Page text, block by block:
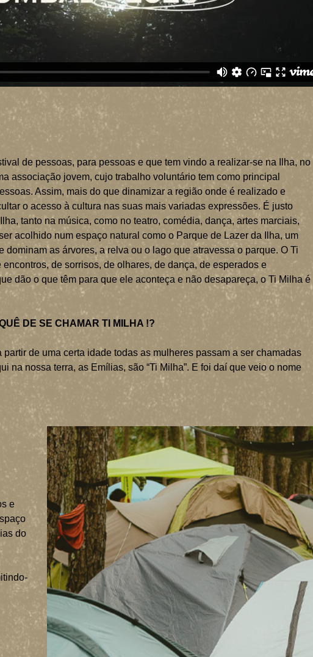
INÍCIO
O TI MILHA
O FESTIVAL
ÚTEIS
F.A.Q 2026
E CONDIÇÕES 2026
PROGRAMA
BILHETES
MERCH
CONTACTOS
de pessoas, para pessoas e que tem vindo a realizar-se na Ilha, no
associação jovem, cujo trabalho voluntário tem como principal
Assim, mais do que dinamizar a região onde é realizado e
o acesso à cultura nas suas mais variadas expressões. É justo
tanto na música, como no teatro, comédia, dança, artes marciais,
acolhido num espaço natural como o Parque de Lazer da Ilha, um
as árvores, a relva ou o lago que atravessa o parque. O Ti
de sorrisos, de olhares, de dança, de esperados e
dão o que têm para que ele aconteça e não desapareça, o Ti Milha é
DE SE CHAMAR TI MILHA !?
de uma certa idade todas as mulheres passam a ser chamadas
na nossa terra, as Emílias, são “Ti Milha”. E foi daí que veio o nome
e
do